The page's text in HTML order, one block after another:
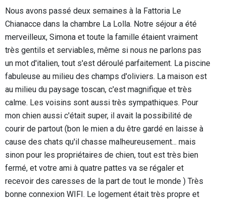
Nous avons passé deux semaines à la Fattoria Le
Chianacce dans la chambre La Lolla. Notre séjour a été
merveilleux, Simona et toute la famille étaient vraiment
très gentils et serviables, même si nous ne parlons pas
un mot d'italien, tout s'est déroulé parfaitement. La piscine
fabuleuse au milieu des champs d'oliviers. La maison est
au milieu du paysage toscan, c'est magnifique et très
calme. Les voisins sont aussi très sympathiques. Pour
mon chien aussi c'était super, il avait la possibilité de
courir de partout (bon le mien a du être gardé en laisse à
cause des chats qu'il chasse malheureusement... mais
sinon pour les propriétaires de chien, tout est très bien
fermé, et votre ami à quatre pattes va se régaler et
recevoir des caresses de la part de tout le monde ) Très
bonne connexion WIFI. Le logement était très propre et